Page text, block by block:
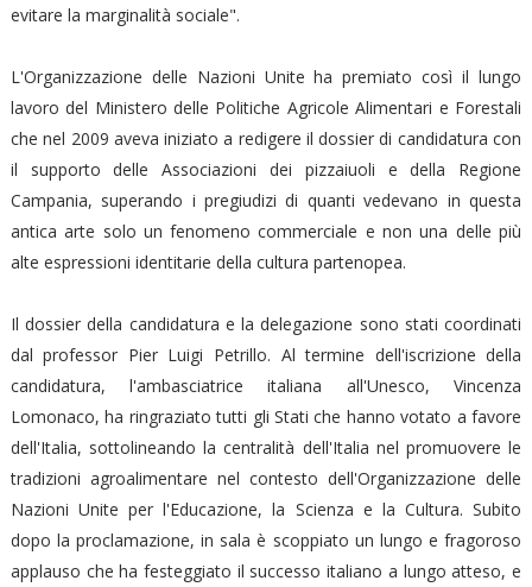
evitare la marginalità sociale".
L'Organizzazione delle Nazioni Unite ha premiato così il lungo
lavoro del Ministero delle Politiche Agricole Alimentari e Forestali
che nel 2009 aveva iniziato a redigere il dossier di candidatura con
il supporto delle Associazioni dei pizzaiuoli e della Regione
Campania, superando i pregiudizi di quanti vedevano in questa
antica arte solo un fenomeno commerciale e non una delle più
alte espressioni identitarie della cultura partenopea.
Il dossier della candidatura e la delegazione sono stati coordinati
dal professor Pier Luigi Petrillo. Al termine dell'iscrizione della
candidatura, l'ambasciatrice italiana all'Unesco, Vincenza
Lomonaco, ha ringraziato tutti gli Stati che hanno votato a favore
dell'Italia, sottolineando la centralità dell'Italia nel promuovere le
tradizioni agroalimentare nel contesto dell'Organizzazione delle
Nazioni Unite per l'Educazione, la Scienza e la Cultura. Subito
dopo la proclamazione, in sala è scoppiato un lungo e fragoroso
applauso che ha festeggiato il successo italiano a lungo atteso, e